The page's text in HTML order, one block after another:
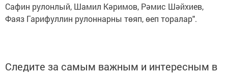
Сафин рулонлый, Шамил Кәримов, Рәмис Шәйхиев,
Фаяз Гарифуллин рулоннарны төяп, өеп торалар".
Следите за самым важным и интересным в